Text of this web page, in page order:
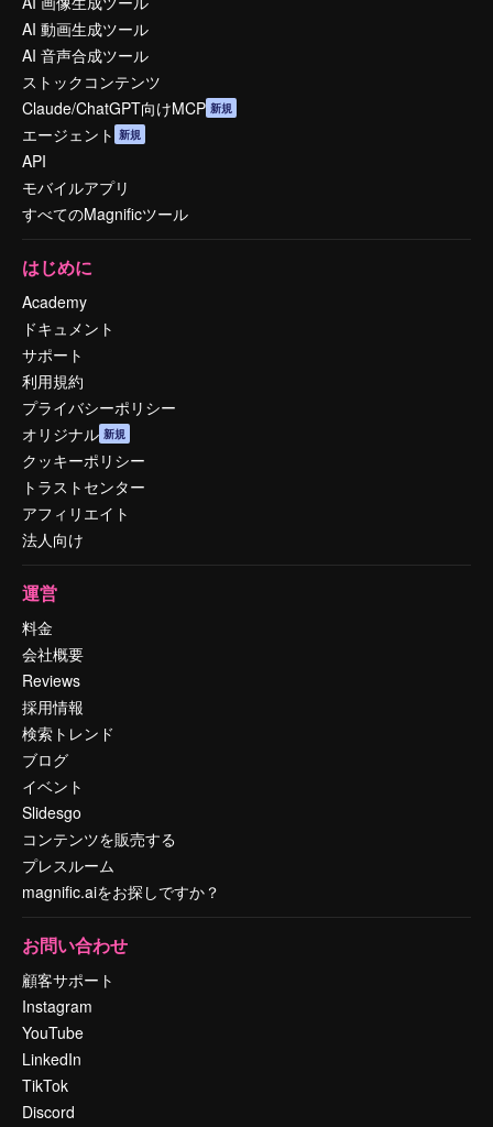
AI 動画生成ツール
AI 音声合成ツール
ストックコンテンツ
Claude/ChatGPT向けMCP 新規
エージェント 新規
API
モバイルアプリ
すべてのMagnificツール
はじめに
Academy
ドキュメント
サポート
利用規約
プライバシーポリシー
オリジナル 新規
クッキーポリシー
トラストセンター
アフィリエイト
法人向け
運営
料金
会社概要
Reviews
採用情報
検索トレンド
ブログ
イベント
Slidesgo
コンテンツを販売する
プレスルーム
magnific.aiをお探しですか？
お問い合わせ
顧客サポート
Instagram
YouTube
LinkedIn
TikTok
Discord